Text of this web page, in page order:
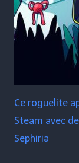
Ce roguelite
Steam avec
Sephiria